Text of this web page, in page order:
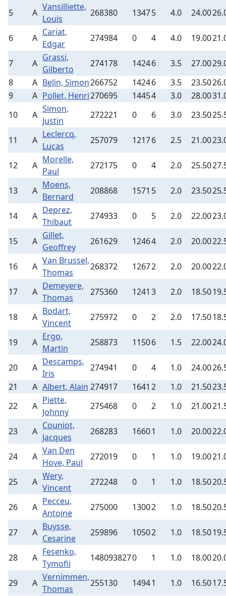
5 A
Vansilliette,
Louis
268380 13475 4.0 24.00
6 A
Cariat,
Edgar
274984 0 4 4.0 19.00
7 A
Grassi,
Gilberto
274178 14246 3.5 27.00
8
A Belin, Simon266752 14246 3.5 23.50
9
A Pollet, Henri270695 14454 3.0 28.00
10
A
Simon,
Justin
272221 0 6 3.0 23.50
11 A
Leclercq,
Lucas
257079 12176 2.5 21.00
12 A
Morelle,
Paul
272175 0 4 2.0 25.50
13 A
Moens,
Bernard
208868 1571 5 2.0 23.50
14 A
Deprez,
Thibaut
274933 0 5 2.0 22.00
15 A
Gillet,
Geoffrey
261629 12464 2.0 20.00
16 A
Van Brussel,
Thomas
268372 12672 2.0 20.00
17 A
Demeyere,
Thomas
275360 1241 3 2.0 18.50
18 A
Bodart,
Vincent
275972 0 2 2.0 17.50
19 A
Ergo,
Martin
258873 11506 1.5 22.00
20 A
Descamps,
Iris
274941 0 4 1.0 24.00
21
A Albert, Alain 274917 1641 2 1.0 21.50
22
A
Piette,
Johnny
275468 0 2 1.0 21.00
23 A
Couniot,
Jacques
268283 16601 1.0 20.00
24 A
Van Den
Hove, Paul
272019 0 1 1.0 19.00
25 A
Wery,
Vincent
272248 0 1 1.0 18.50
26 A
Pecceu,
Antoine
275000 13002 1.0 18.50
27 A
Buysse,
Cesarine
259896 10502 1.0 18.50
28 A
Fesenko,
Tymofii
1480938270 1 1.0 18.00
29 A
Vernimmen,
Thomas
255130 14941 1.0 16.50